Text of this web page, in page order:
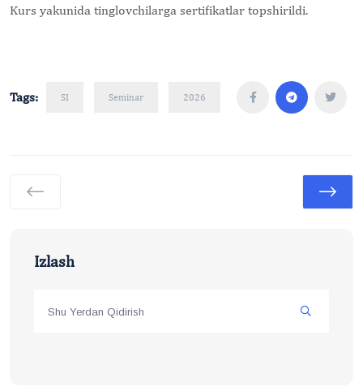
Kurs yakunida tinglovchilarga sertifikatlar topshirildi.
Tags: SI Seminar 2026
Izlash